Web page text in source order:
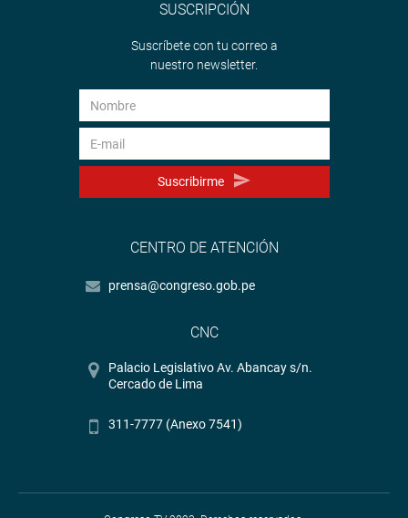
SUSCRIPCIÓN
Suscríbete con tu correo a
nuestro newsletter.
Suscribirme
CENTRO DE ATENCIÓN
prensa@congreso.gob.pe
CNC
Palacio Legislativo Av. Abancay s/n.
Cercado de Lima
311-7777 (Anexo 7541)